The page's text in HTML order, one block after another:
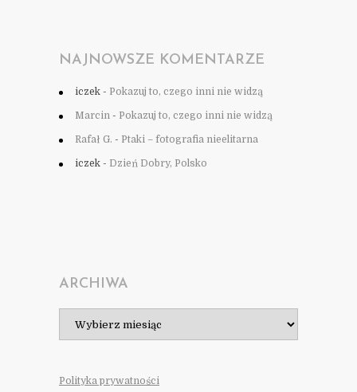
NAJNOWSZE KOMENTARZE
iczek - Pokazuj to, czego inni nie widzą
Marcin - Pokazuj to, czego inni nie widzą
Rafał G. - Ptaki – fotografia nieelitarna
iczek - Dzień Dobry, Polsko
ARCHIWA
Polityka prywatności